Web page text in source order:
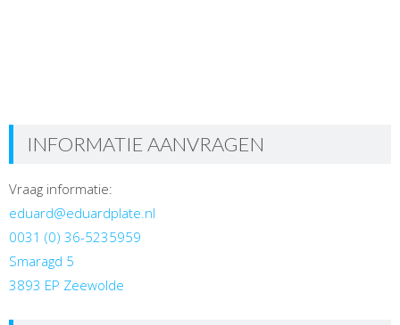
INFORMATIE AANVRAGEN
Vraag informatie:
eduard@eduardplate.nl
0031 (0) 36-5235959
Smaragd 5
3893 EP Zeewolde